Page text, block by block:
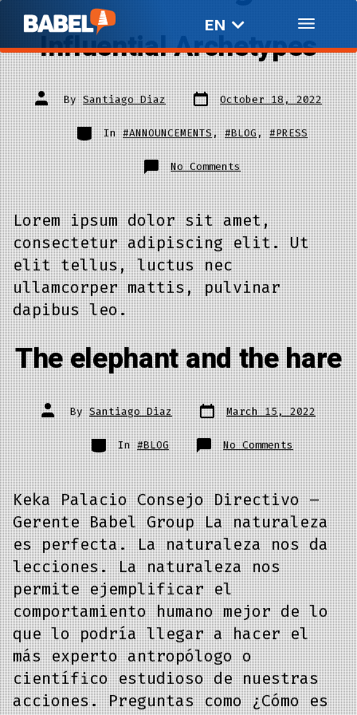
EN
ES
Influential Archetypes
BySantiago Diaz October 18, 2022
In#ANNOUNCEMENTS,#BLOG,#PRESS
No Comments
Lorem ipsum dolor sit amet,
consectetur adipiscing elit. Ut
elit tellus, luctus nec
ullamcorper mattis, pulvinar
dapibus leo.
The elephant and the hare
BySantiago Diaz March 15, 2022
In#BLOG No Comments
Keka Palacio Consejo Directivo –
Gerente Babel Group La naturaleza
es perfecta. La naturaleza nos da
lecciones. La naturaleza nos
permite ejemplificar el
comportamiento humano mejor de lo
que lo podría llegar a hacer el
más experto antropólogo o
científico estudioso de nuestras
acciones. Preguntas como ¿Cómo es